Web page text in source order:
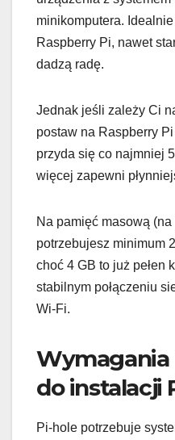
minikomputera.
Raspberry Pi, nawet
dadzą radę.
Jednak jeśli zależy Ci
postaw na Raspberry
przyda się co najmniej
więcej zapewni
Na pamięć masową (na
potrzebujesz minimum
choć 4 GB to już pełen
stabilnym połączeniu
Wi-Fi.
do instalacji
Pi-hole potrzebuje